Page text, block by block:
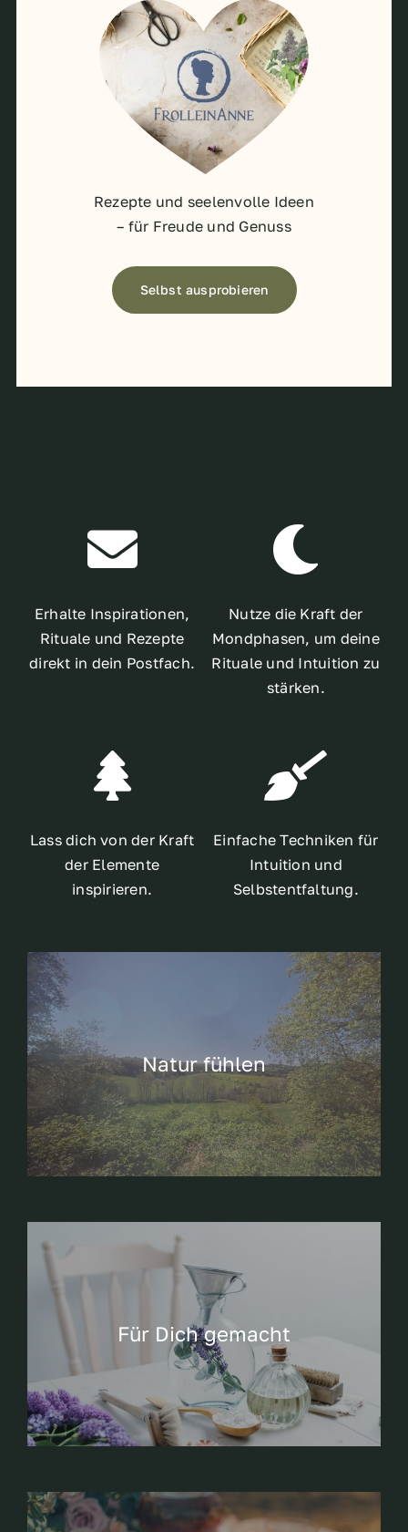
Rezepte und seelenvolle Ideen
– für Freude und Genuss
Selbst ausprobieren
Erhalte Inspirationen,
Rituale und Rezepte
direkt in dein Postfach.
Nutze die Kraft der
Mondphasen, um deine
Rituale und Intuition zu
stärken.
Lass dich von der Kraft
der Elemente
inspirieren.
Einfache Techniken für
Intuition und
Selbstentfaltung.
Natur fühlen
Für Dich gemacht